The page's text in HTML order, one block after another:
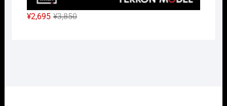
¥3,850元
¥2,695
現